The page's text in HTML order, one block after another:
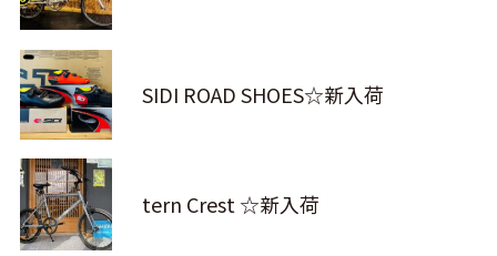
SIDI ROAD SHOES☆新入荷
tern Crest ☆新入荷